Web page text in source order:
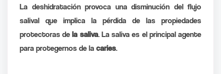
La deshidratación provoca una disminución del flujo
salival que implica la pérdida de las propiedades
protectoras dela saliva. La saliva es el principal agente
para protegernos de la caries.